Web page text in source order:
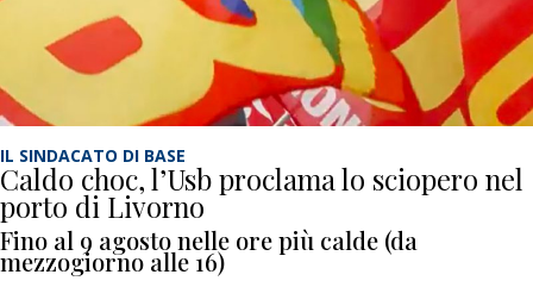
IL SINDACATO DI BASE
Caldo choc, l’Usb proclama lo sciopero nel
porto di Livorno
Fino al 9 agosto nelle ore più calde (da
mezzogiorno alle 16)